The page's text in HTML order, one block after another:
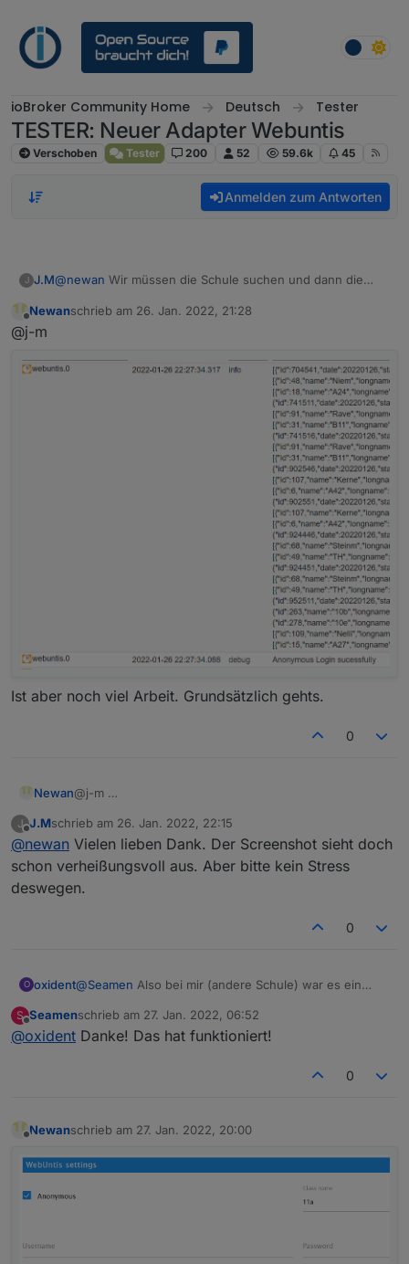
ioBroker Community Home Deutsch Tester
TESTER: Neuer Adapter Webuntis
Verschoben Tester 200 52 59.6k 45
Anmelden zum Antworten
J J.M@newan Wir müssen die Schule suchen und dann die
dies z.B.
Offline
Newanschrieb am 26. Jan. 2022, 21:28
zuletzt editiert von
@j-m
Ist aber noch viel Arbeit. Grundsätzlich gehts.
0
Newan@j-m
Ist aber noch viel Arbeit. Grundsätzlich gehts.
J J.Mschrieb am 26. Jan. 2022, 22:15
zuletzt editiert von
@newan Vielen lieben Dank. Der Screenshot sieht doch
schon verheißungsvoll aus. Aber bitte kein Stress
deswegen.
0
O oxident@Seamen
S
Offline
Seamenschrieb am 27. Jan. 2022, 06:52
zuletzt editiert von
@oxident Danke! Das hat funktioniert!
0
Newanschrieb am 27. Jan. 2022, 20:00
zuletzt editiert von